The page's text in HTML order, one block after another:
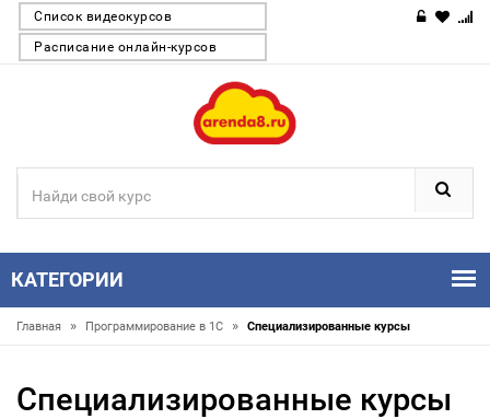
Список видеокурсов
Расписание онлайн-курсов
КАТЕГОРИИ
Главная » Программирование в 1С » Специализированные курсы
Специализированные курсы